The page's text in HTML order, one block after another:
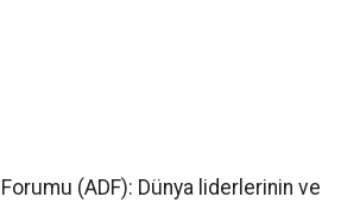
(ADF): Dünya liderlerinin ve